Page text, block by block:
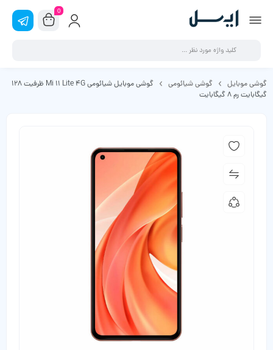
0
گوشی موبایل گوشی شیائومی
گوشی موبایل شیائومی Mi 11 Lite 4G ظرفیت 128
گیگابایت رم 8 گیگابایت